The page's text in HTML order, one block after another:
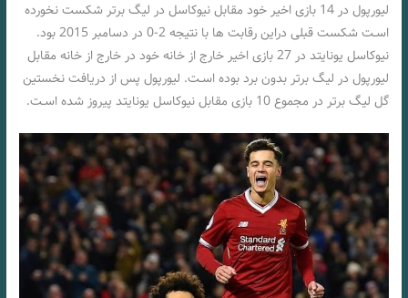
لیورپول در 14 بازی اخیر خود مقابل نیوکاسل در لیگ برتر شکست نخورده
اسـت شکست قبلی دراین رقابت ها با نتیجه 2-0 در دسامبر 2015 بود.
نیوکاسل یونایتد در 27 بازی اخیر خارج از خانه خود در خارج از خانه مقابل
لیورپول در لیگ برتر بدون برد بوده اسـت. لیورپول پس از دریافت نخستین
گل لیگ برتر در مجموع 10 بازی مقابل نیوکاسل یونایتد پیروز شده اسـت.